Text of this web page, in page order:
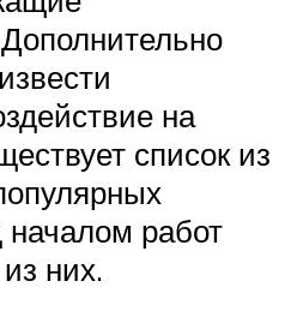
на
список из
работ
них.